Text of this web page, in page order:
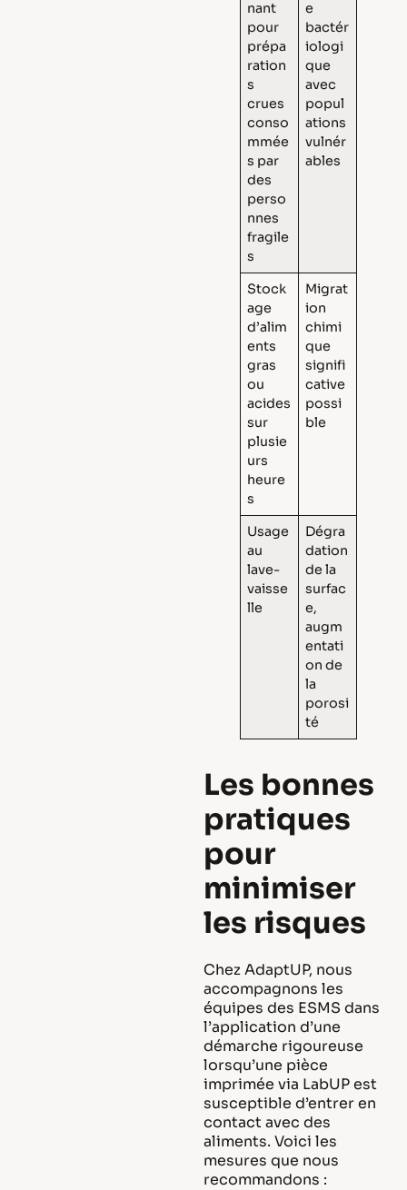
nant
pour
prépa
ration
s
crues
conso
mmée
s par
des
perso
nnes
fragile
s
e
bactér
iologi
que
avec
popul
ations
vulnér
ables
Stock
age
d’alim
ents
gras
ou
acides
sur
plusie
urs
heure
s
Migrat
ion
chimi
que
signifi
cative
possi
ble
Usage
au
lave-
vaisse
lle
Dégra
dation
de la
surfac
e,
augm
entati
on de
la
porosi
té
Les bonnes
pratiques
pour
minimiser
les risques
Chez AdaptUP, nous
accompagnons les
équipes des ESMS dans
l’application d’une
démarche rigoureuse
lorsqu’une pièce
imprimée via LabUP est
susceptible d’entrer en
contact avec des
aliments. Voici les
mesures que nous
recommandons :